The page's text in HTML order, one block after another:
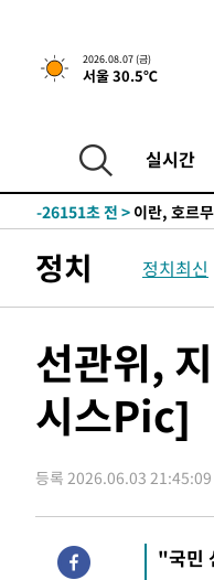
2026.08.07 (금)
서울 30.5℃
실시간
-20737초 전 >
-31187초 전 >
입추에도
-26151초 전 >
이란, 호르
례 큰 폭발음
-24866초 전 > [속보]美,
-20717초 전 >
[속보] 뉴
-31909초 전 >시리아 다마
-26171초 전 >이란, 호르
례 큰 폭발음
-24886초 전 >[속보]美, 폴
발효
-23037초 전 >
[속보]트럼
정치 정치최신
선관위,
시스Pic]
등록 2026.06.03 21:45:09
"국민